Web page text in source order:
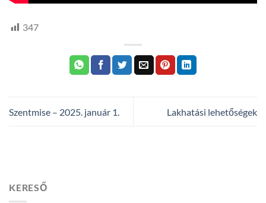
347
Szentmise – 2025. január 1. Lakhatási lehetőségek
KERESŐ